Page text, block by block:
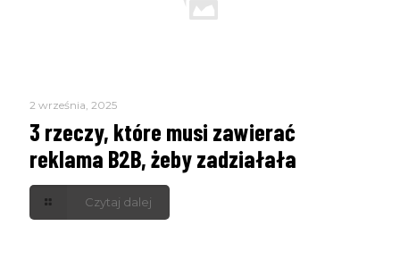
2 września, 2025
3 rzeczy, które musi zawierać
reklama B2B, żeby zadziałała
Czytaj dalej